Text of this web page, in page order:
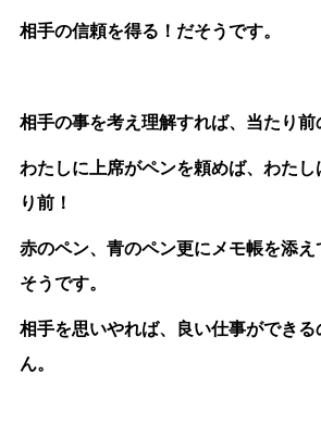
相手の信頼を得る！だそうです。
相手の事を考え理解すれば、当たり前
わたしに上席がペンを頼めば、わたし
り前！
赤のペン、青のペン更にメモ帳を添え
そうです。
相手を思いやれば、良い仕事ができ
ん。